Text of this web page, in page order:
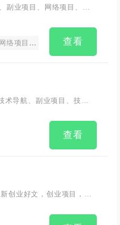
副业项目、网络项目、优
业为草根创业者提供优
网络项目资源网 副业项目抖音
查看
导航、副业项目、技术
的设计，为用户提供便
等方面的多样化需求。在
技术水平，获取实用的软
查看
创业好文，创业项目，大
副业赚钱！